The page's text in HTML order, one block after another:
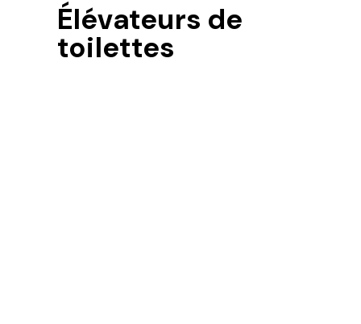
Élévateurs de
toilettes